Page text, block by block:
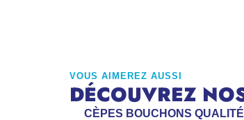
VOUS AIMEREZ AUSSI
DÉCOUVREZ
CÈPES BOUCHONS QUALITÉ